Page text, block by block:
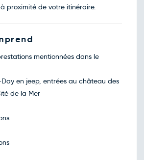
proximité de votre itinéraire.
mentionnées dans le
en jeep, entrées au château des
de la Mer